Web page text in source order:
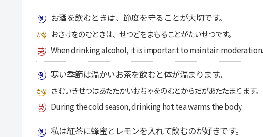
お酒を飲むときは、節度を守ることが大切です。
おさけをのむときは、せつどをまもることがたいせつです。
When drinking alcohol, it is important to maintain moderation.
寒い季節は温かいお茶を飲むと体が温まります。
さむいきせつはあたたかいおちゃをのむとからだがあたたまります。
During the cold season, drinking hot tea warms the body.
私は紅茶に蜂蜜とレモンを入れて飲むのが好きです。